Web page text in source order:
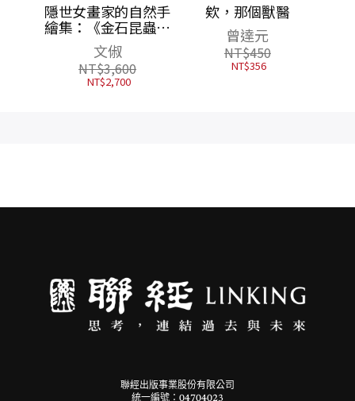
欸，那個獸醫
曾達元
NT$450
NT$356
聯經出版事業股份有限公司
統一編號：04704023